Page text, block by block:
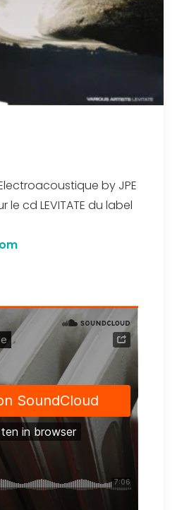
by JPE
le cd LEVITATE du label